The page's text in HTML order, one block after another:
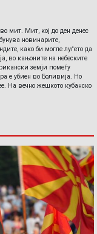
мит. Мит, кој до ден денес
новинарите,
како би могле луѓето да
во кањоните на небеските
земји помеѓу
е убиен во Боливија. Но
На вечно жешкото кубанско